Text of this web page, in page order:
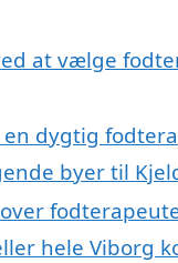
at vælge
en dygtig
byer til
hele Viborg